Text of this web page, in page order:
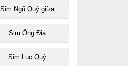
Sim Ngũ Quý giữa
Sim Ông Địa
Sim Lục Quý